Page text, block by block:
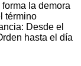
la demora
término
Desde el
hasta el día